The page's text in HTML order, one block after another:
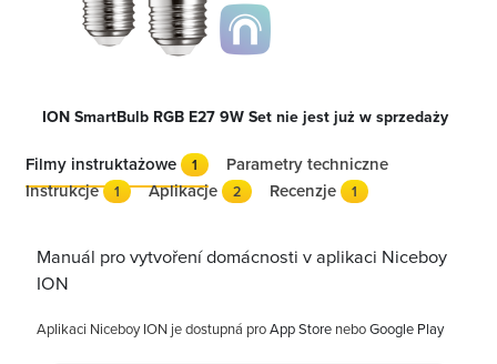
ION SmartBulb RGB E27 9W Set nie jest już w sprzedaży
Filmy instruktażowe 1
Parametry techniczne
Instrukcje 1 Aplikacje 2 Recenzje 1
Manuál pro vytvoření domácnosti v aplikaci Niceboy
ION
Aplikaci Niceboy ION je dostupná proApp Store neboGoogle Play